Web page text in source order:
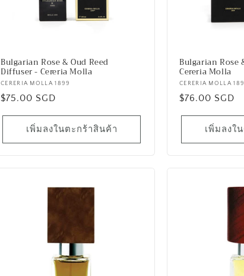
Bulgarian Rose & Oud Reed
Diffuser - Cereria Molla
เวน
เด
CERERIA MOLLA 1899
ราคา
$75.00 SGD
เพิ่มลงในตะกร้าสินค้า
Bulgarian Rose
Cereria Molla
เวน
เด
CERERIA MOLLA
ราคา
$76.00 SGD
เพิ่มลงใ